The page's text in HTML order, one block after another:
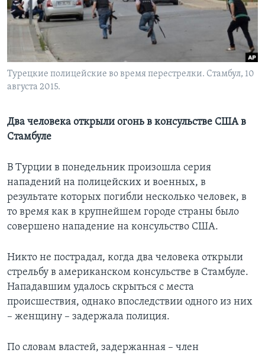
Learning English
СОЦИАЛЬНЫЕ СЕТИ
Турецкие полицейские во время перестрелки. Стамбул, 10
августа 2015.
Два человека открыли огонь в консульстве США в
Стамбуле
В Турции в понедельник произошла серия
нападений на полицейских и военных, в
результате которых погибли несколько человек, в
то время как в крупнейшем городе страны было
совершено нападение на консульство США.
Никто не пострадал, когда два человека открыли
стрельбу в американском консульстве в Стамбуле.
Нападавшим удалось скрыться с места
происшествия, однако впоследствии одного из них
– женщину – задержала полиция.
По словам властей, задержанная – член